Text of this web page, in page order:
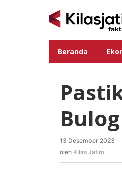
Beranda
13 Desember 2023
oleh Kilas Jatim